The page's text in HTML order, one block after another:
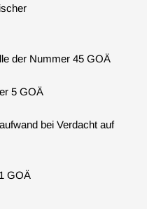
der Nummer 45 GOÄ
5 GOÄ
bei Verdacht auf
GOÄ